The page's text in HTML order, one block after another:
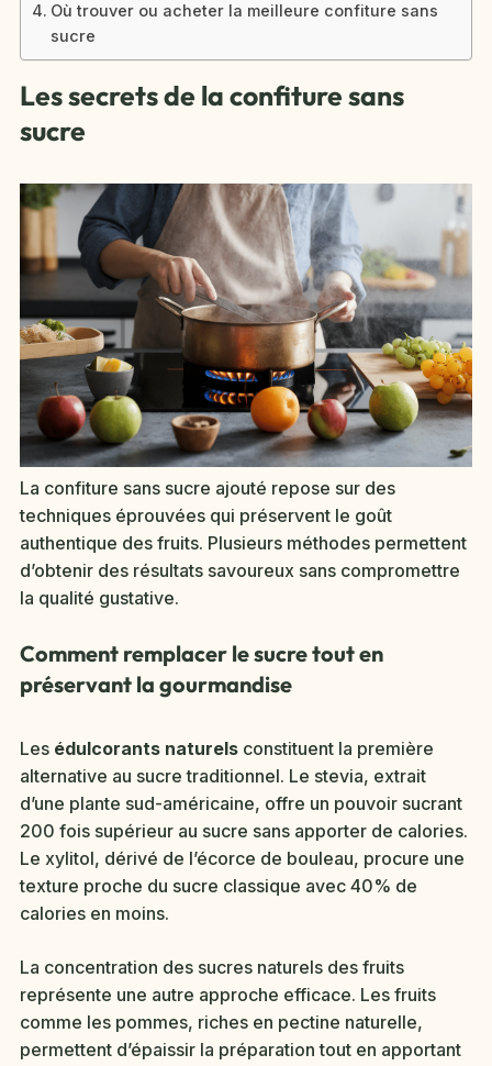
Où trouver ou acheter la meilleure confiture sans
sucre
Les secrets de la confiture sans
sucre
La confiture sans sucre ajouté repose sur des
techniques éprouvées qui préservent le goût
authentique des fruits. Plusieurs méthodes permettent
d’obtenir des résultats savoureux sans compromettre
la qualité gustative.
Comment remplacer le sucre tout en
préservant la gourmandise
Les édulcorants naturels constituent la première
alternative au sucre traditionnel. Le stevia, extrait
d’une plante sud-américaine, offre un pouvoir sucrant
200 fois supérieur au sucre sans apporter de calories.
Le xylitol, dérivé de l’écorce de bouleau, procure une
texture proche du sucre classique avec 40% de
calories en moins.
La concentration des sucres naturels des fruits
représente une autre approche efficace. Les fruits
comme les pommes, riches en pectine naturelle,
permettent d’épaissir la préparation tout en apportant